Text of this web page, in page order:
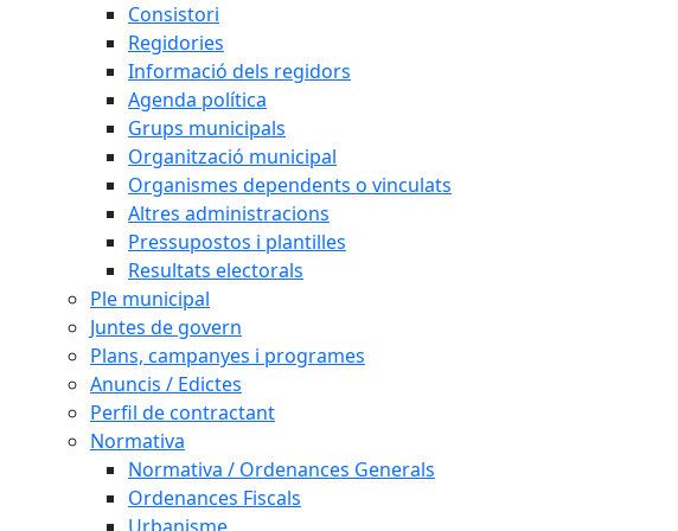
Consistori
Regidories
Informació dels regidors
Agenda política
Grups municipals
Organització municipal
Organismes dependents o vinculats
Altres administracions
Pressupostos i plantilles
Resultats electorals
Ple municipal
Juntes de govern
Plans, campanyes i programes
Anuncis / Edictes
Perfil de contractant
Normativa
Normativa / Ordenances Generals
Ordenances Fiscals